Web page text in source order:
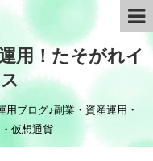
用！たそがれイ
ブログ♪副業・資産運用・
仮想通貨